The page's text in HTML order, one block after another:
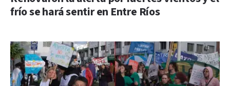
frío se hará sentir en Entre Ríos